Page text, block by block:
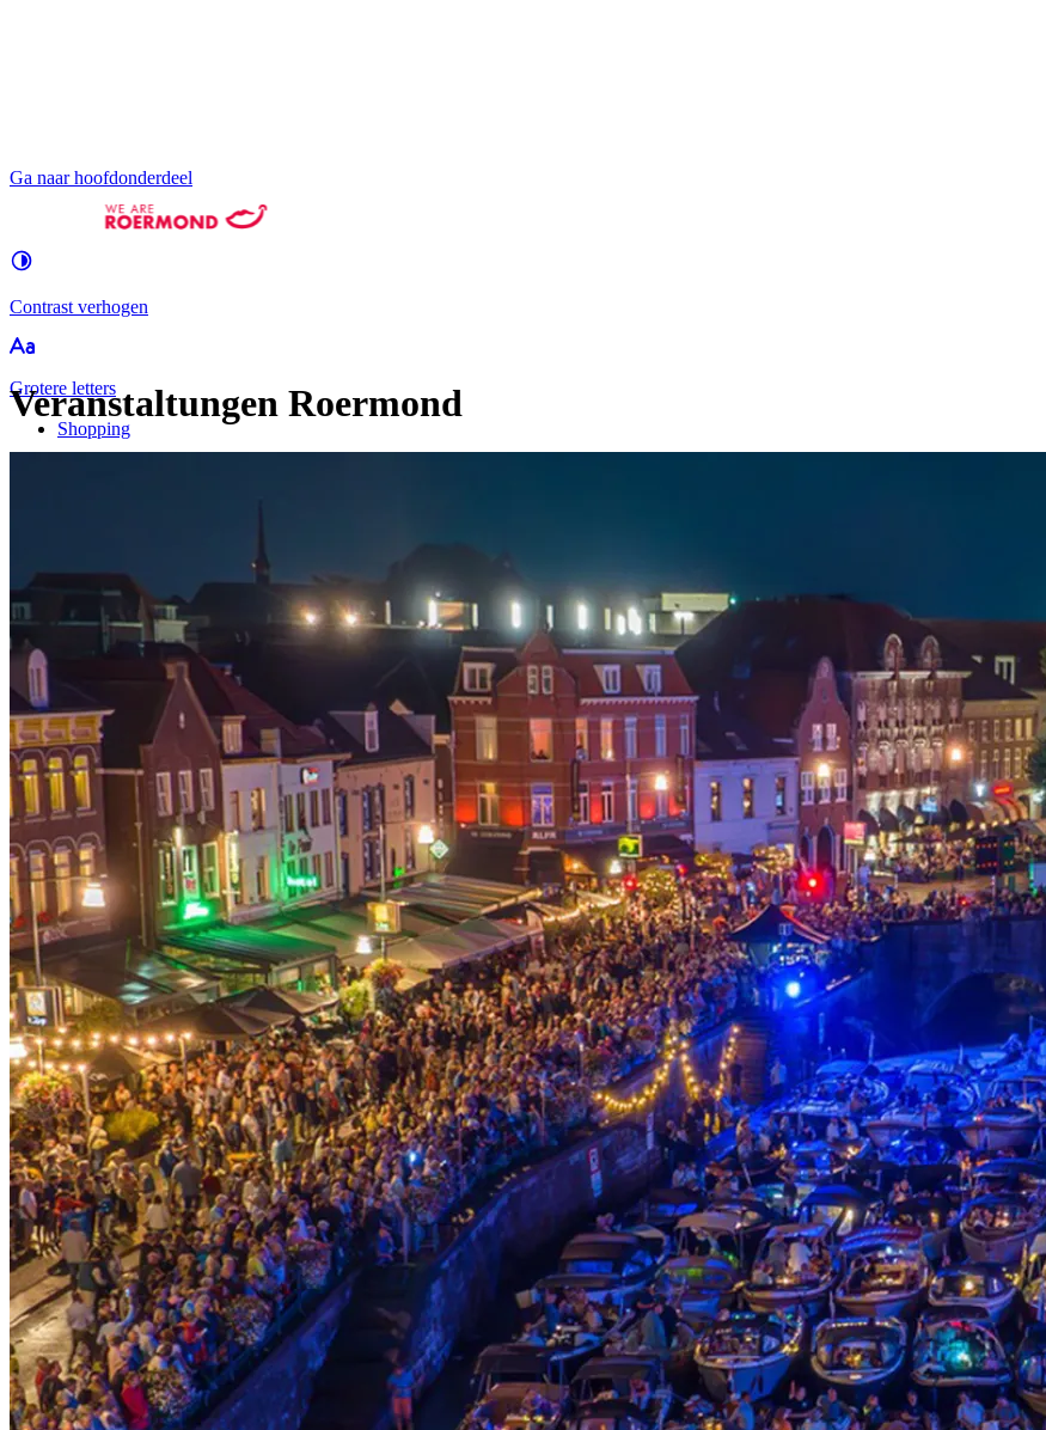
Ga naar hoofdonderdeel
Contrast verhogen
Grotere letters
Shopping
Veranstaltungen Roermond